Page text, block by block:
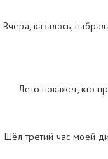
Вчера, казалось,
Лето покажет, кто
Шёл третий час моей